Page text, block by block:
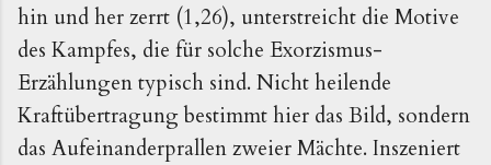
hin und her zerrt (1,26), unterstreicht die Motive
des Kampfes, die für solche Exorzismus-
Erzählungen typisch sind. Nicht heilende
Kraftübertragung bestimmt hier das Bild, sondern
das Aufeinanderprallen zweier Mächte. Inszeniert